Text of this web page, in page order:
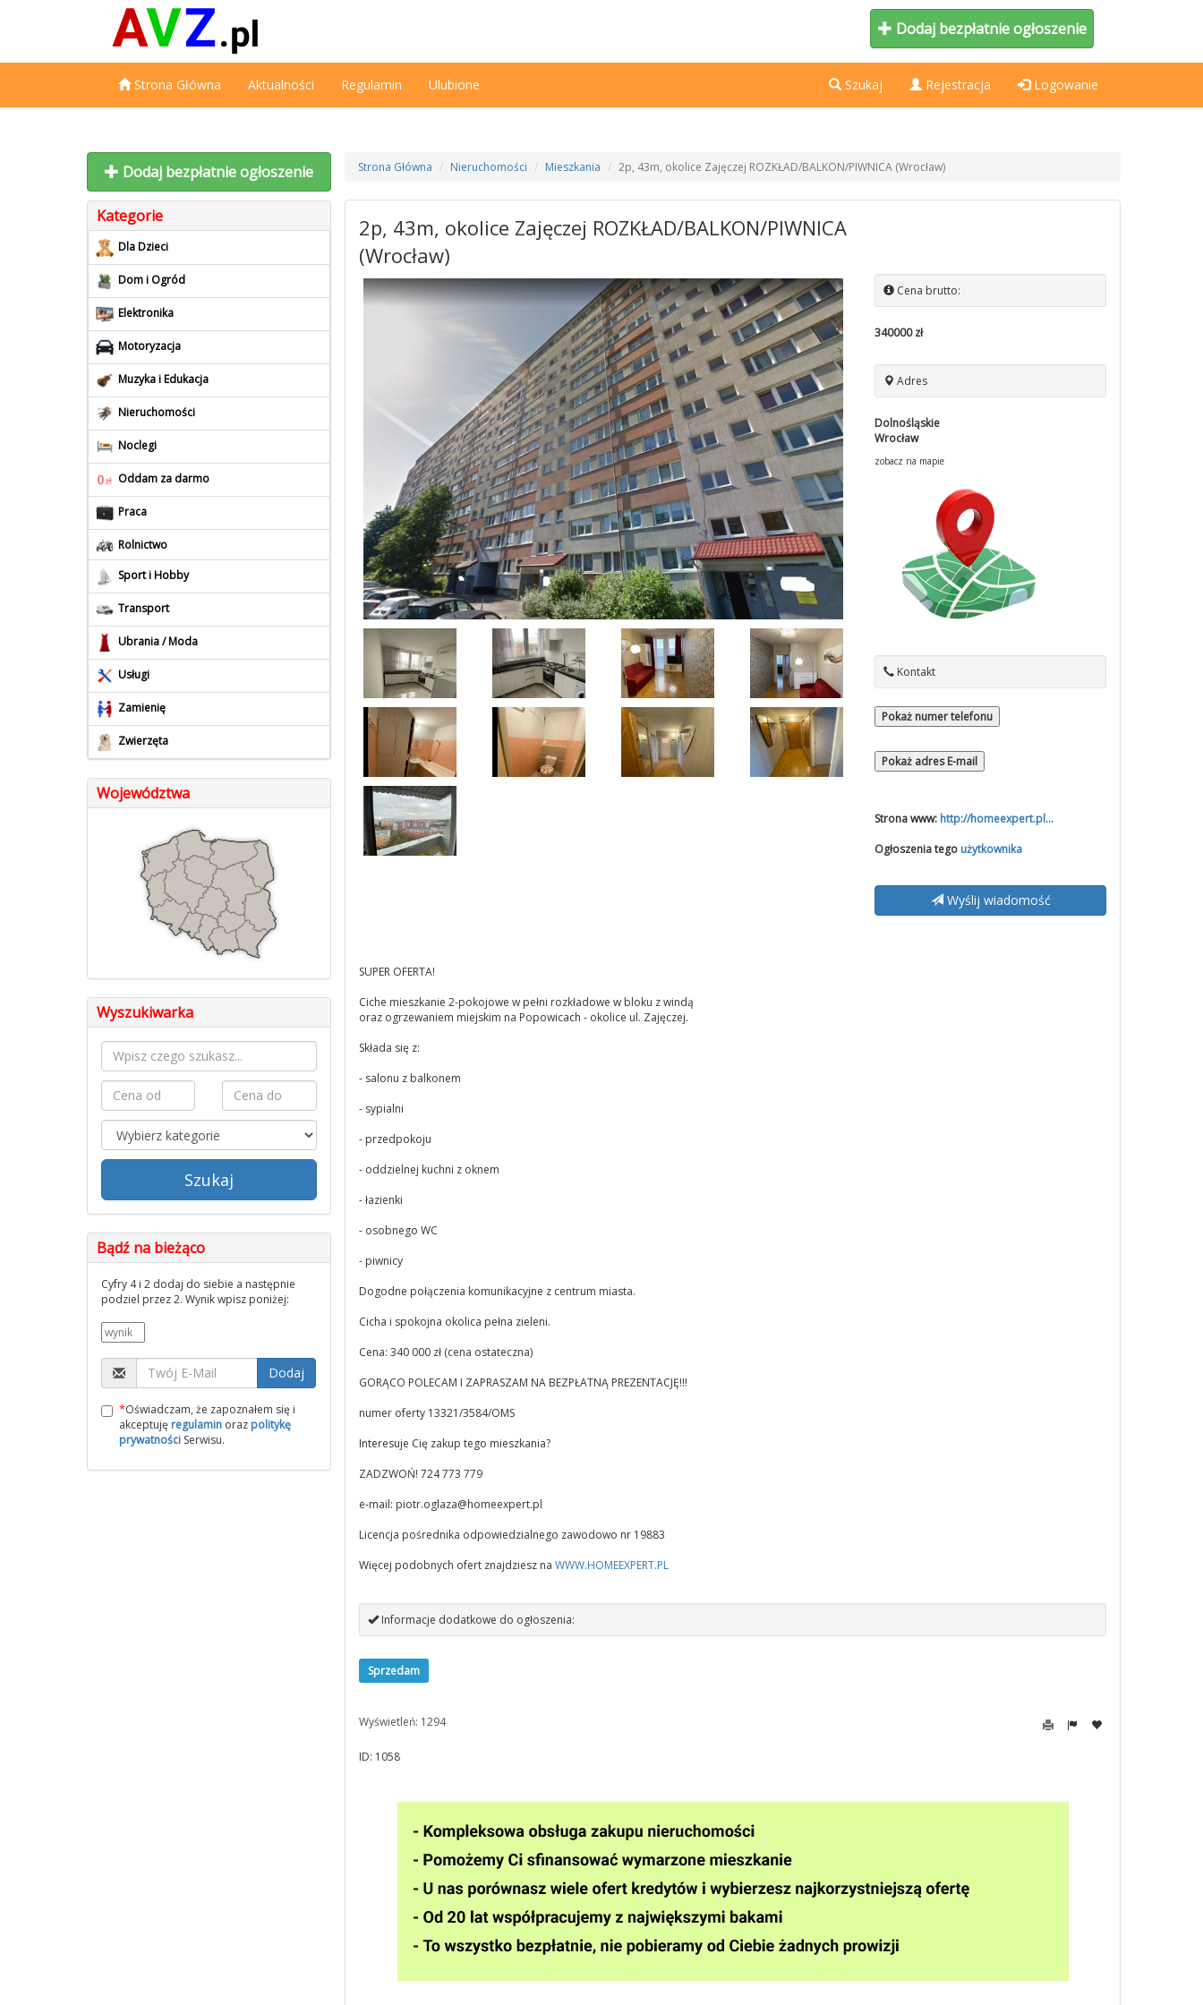
Dodaj bezpłatnie ogłoszenie
Strona Główna Aktualności Regulamin Ulubione Szukaj Rejestracja Logowanie
Dodaj bezpłatnie ogłoszenie
Kategorie
Dla Dzieci
Dom i Ogród
Elektronika
Motoryzacja
Muzyka i Edukacja
Nieruchomości
Noclegi
Oddam za darmo
Praca
Rolnictwo
Sport i Hobby
Transport
Ubrania / Moda
Usługi
Zamienię
Zwierzęta
Województwa
Wyszukiwarka
Szukaj
Bądź na bieżąco
Cyfry 4 i 2 dodaj do siebie a następnie
podziel przez 2. Wynik wpisz poniżej:
Dodaj
*Oświadczam, że zapoznałem się i
akceptuję regulamin oraz politykę
prywatności Serwisu.
Strona Główna Nieruchomości Mieszkania 2p, 43m, okolice Zajęczej ROZKŁAD/BALKON/PIWNICA (Wrocław)
2p, 43m, okolice Zajęczej ROZKŁAD/BALKON/PIWNICA
(Wrocław)
Cena brutto:
340000 zł
Adres
Dolnośląskie
Wrocław
zobacz na mapie
Kontakt
Pokaż numer telefonu
Pokaż adres E-mail
Strona www: http://homeexpert.pl...
Ogłoszenia tego użytkownika
Wyślij wiadomość
SUPER OFERTA!
Ciche mieszkanie 2-pokojowe w pełni rozkładowe w bloku z windą
oraz ogrzewaniem miejskim na Popowicach - okolice ul. Zajęczej.
Składa się z:
- salonu z balkonem
- sypialni
- przedpokoju
- oddzielnej kuchni z oknem
- łazienki
- osobnego WC
- piwnicy
Dogodne połączenia komunikacyjne z centrum miasta.
Cicha i spokojna okolica pełna zieleni.
Cena: 340 000 zł (cena ostateczna)
GORĄCO POLECAM I ZAPRASZAM NA BEZPŁATNĄ PREZENTACJĘ!!!
numer oferty 13321/3584/OMS
Interesuje Cię zakup tego mieszkania?
ZADZWOŃ! 724 773 779
e-mail: piotr.oglaza@homeexpert.pl
Licencja pośrednika odpowiedzialnego zawodowo nr 19883
Więcej podobnych ofert znajdziesz na WWW.HOMEEXPERT.PL
Informacje dodatkowe do ogłoszenia:
Sprzedam
Wyświetleń: 1294
ID: 1058